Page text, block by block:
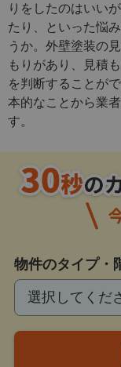
りをしたのはいい
たり、といった悩
うか。外壁塗装の
もりがあり、見積
を判断することが
本的なことから業
す。
物件のタイプ・
選択してくだ